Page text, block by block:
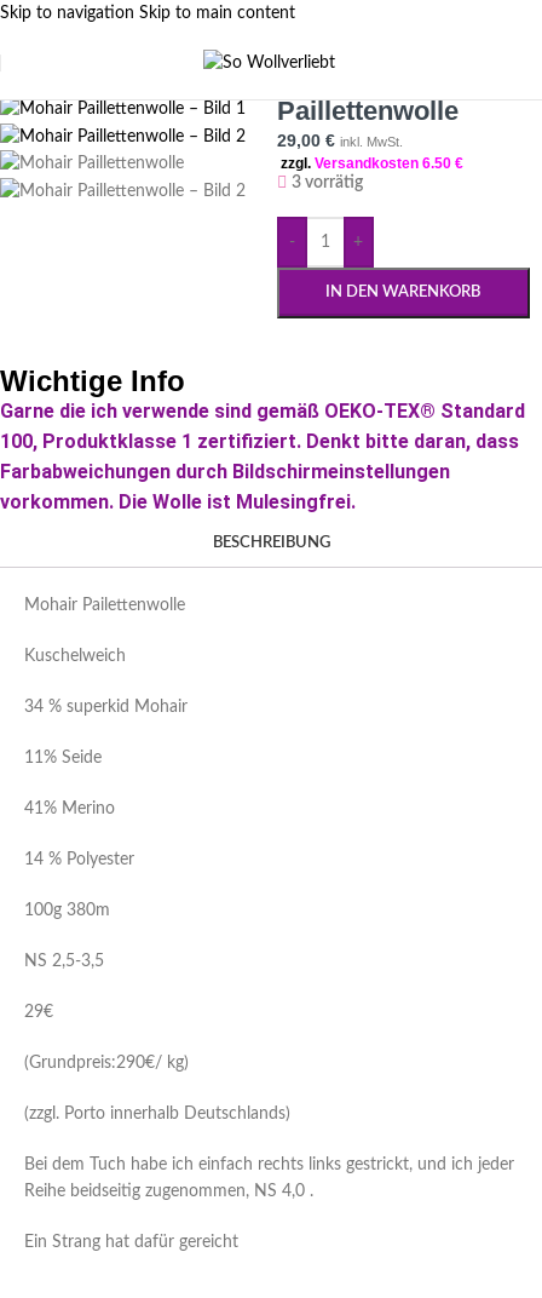
Skip to navigation Skip to main content
Paillettenwolle
29,00 € inkl. MwSt.
zzgl. Versandkosten 6.50 €
3 vorrätig
- +
IN DEN WARENKORB
Wichtige Info
Garne die ich verwende sind gemäß OEKO-TEX® Standard
100, Produktklasse 1 zertifiziert. Denkt bitte daran, dass
Farbabweichungen durch Bildschirmeinstellungen
vorkommen. Die Wolle ist Mulesingfrei.
BESCHREIBUNG
Mohair Pailettenwolle
Kuschelweich
34 % superkid Mohair
11% Seide
41% Merino
14 % Polyester
100g 380m
NS 2,5-3,5
29€
(Grundpreis:290€/ kg)
(zzgl. Porto innerhalb Deutschlands)
Bei dem Tuch habe ich einfach rechts links gestrickt, und ich jeder
Reihe beidseitig zugenommen, NS 4,0 .
Ein Strang hat dafür gereicht